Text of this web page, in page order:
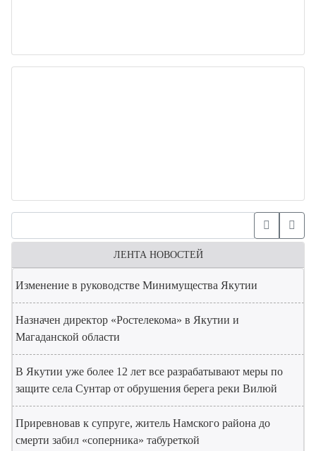
ЛЕНТА НОВОСТЕЙ
Изменение в руководстве Минимущества Якутии
Назначен директор «Ростелекома» в Якутии и
Магаданской области
В Якутии уже более 12 лет все разрабатывают меры по
защите села Сунтар от обрушения берега реки Вилюй
Приревновав к супруге, житель Намского района до
смерти забил «соперника» табуреткой